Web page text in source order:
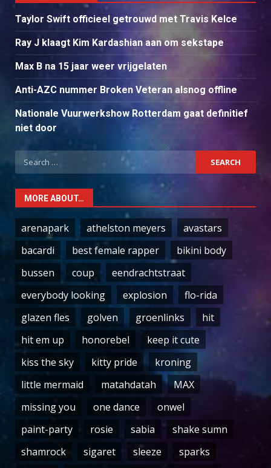
Taylor Swift officieel getrouwd met Travis Kelce
Ray J klaagt Kim Kardashian aan om sekstape
Max B na 15 jaar weer vrijgelaten
Anti-AZC nummer Broken Veteran alsnog offline
Nationale Vuurwerkshow Rotterdam gaat definitief
niet door
Search
for:
MORE ABOUT…
arenapark athelston meyers
avastars
bacardi
best female rapper
bikini body
bussen
coup
eendrachtstraat
everybody looking
explosion
flo-rida
glazen fles
golven groenlinks
hit
hit em up
honorebel
keep it cute
kiss the sky
kitty pride
kroning
little mermaid
matahdatah
MAX
missing you
one dance
onwel
paint-party
rosie sabia
shake sumn
shamrock
sigaret sleeze
sparks